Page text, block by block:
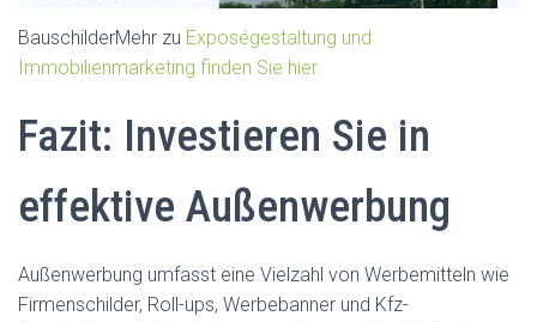
BauschilderMehr zu Exposégestaltung und
Immobilienmarketing finden Sie hier.
Fazit: Investieren Sie in
effektive Außenwerbung
Außenwerbung umfasst eine Vielzahl von Werbemitteln wie
Firmenschilder, Roll-ups, Werbebanner und Kfz-